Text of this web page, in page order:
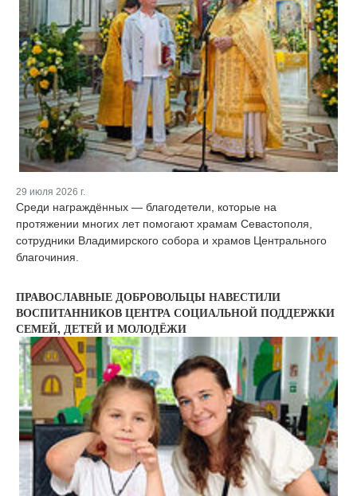
29 июля 2026 г.
Среди награждённых — благодетели, которые на
протяжении многих лет помогают храмам Севастополя,
сотрудники Владимирского собора и храмов Центрального
благочиния.
ПРАВОСЛАВНЫЕ ДОБРОВОЛЬЦЫ НАВЕСТИЛИ
ВОСПИТАННИКОВ ЦЕНТРА СОЦИАЛЬНОЙ ПОДДЕРЖКИ
СЕМЕЙ, ДЕТЕЙ И МОЛОДЁЖИ